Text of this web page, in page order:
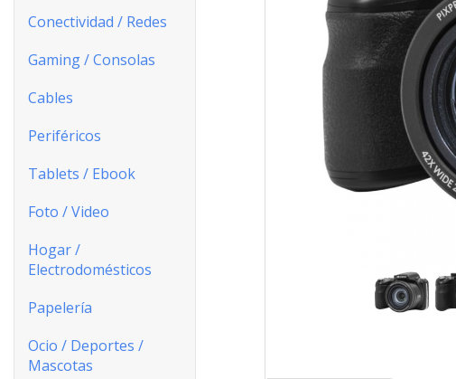
Conectividad / Redes
Gaming / Consolas
Cables
Periféricos
Tablets / Ebook
Foto / Video
Hogar /
Electrodomésticos
Papelería
Ocio / Deportes /
Mascotas